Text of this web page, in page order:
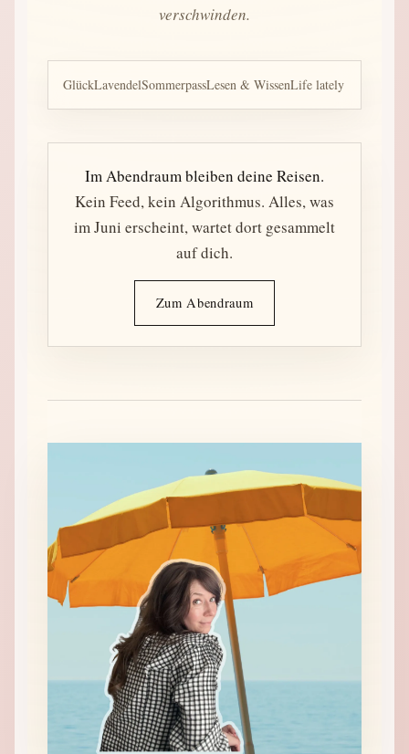
verschwinden.
GlückLavendelSommerpassLesen & WissenLife lately
Im Abendraum bleiben deine Reisen.
Kein Feed, kein Algorithmus. Alles, was
im Juni erscheint, wartet dort gesammelt
auf dich.
Zum Abendraum